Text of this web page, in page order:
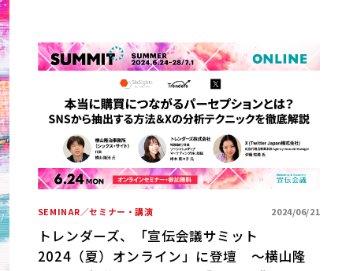
SEMINAR／セミナー・講演 2024/06/21
トレンダーズ、「宣伝会議サミット
2024（夏）オンライン」に登壇 ～横山隆